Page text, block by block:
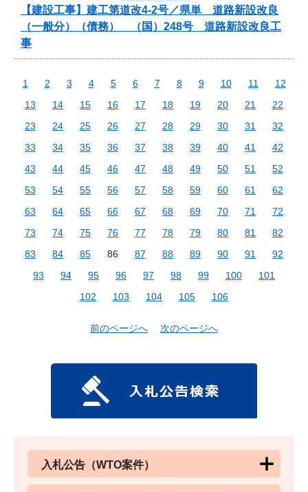
【建設工事】建工第道改4-2号／県単 道路新設改良
（一般分）（債務） （国）248号 道路新設改良工
事
1 2 3 4 5 6 7 8 9 10 11
12
13
14 15 16 17 18 19 20 21
22
23
24 25 26 27 28 29 30 31
32
33
34 35 36 37 38 39 40 41
42
43
44 45 46 47 48 49 50 51
52
53
54 55 56 57 58 59 60 61
62
63
64 65 66 67 68 69 70 71
72
73
74 75 76 77 78 79 80 81
82
83
84 85 86 87 88 89 90 91
92
93
94 95 96 97 98 99 100
101
102
103 104 105 106
前のページへ 次のページへ
入札公告（WTO案件）